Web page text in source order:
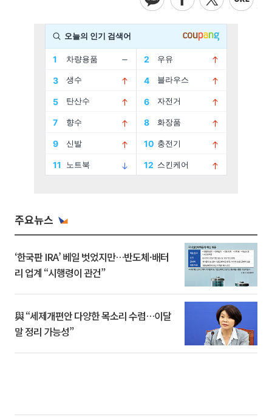
주요뉴스
‘한국판 IRA’ 베일 벗었지만…반도체·배터
리 업계 “시행령이 관건”
與 “세제개편안 다양한 목소리 수렴…이달
말 정리 가능성”